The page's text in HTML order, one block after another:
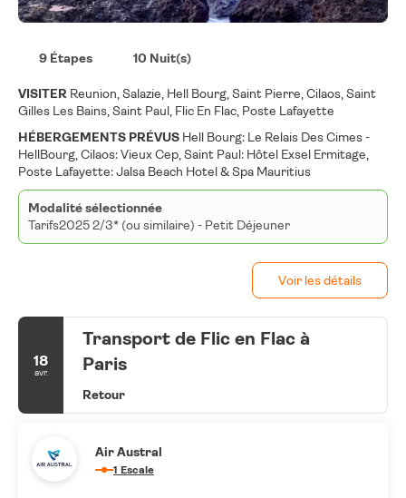
9 Étapes 10 Nuit(s)
VISITER Reunion, Salazie, Hell Bourg, Saint Pierre, Cilaos, Saint
Gilles Les Bains, Saint Paul, Flic En Flac, Poste Lafayette
HÉBERGEMENTS PRÉVUS Hell Bourg: Le Relais Des Cimes -
HellBourg, Cilaos: Vieux Cep, Saint Paul: Hôtel Exsel Ermitage,
Poste Lafayette: Jalsa Beach Hotel & Spa Mauritius
Modalité sélectionnée
Tarifs2025 2/3* (ou similaire) - Petit Déjeuner
Voir les détails
18
avr.
Transport de Flic en Flac à
Paris
Retour
Air Austral
1 Escale